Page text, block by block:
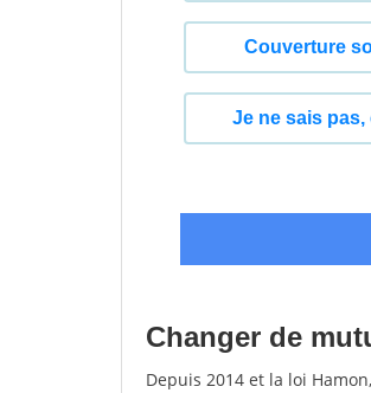
Changer de
Depuis 2014 et la loi